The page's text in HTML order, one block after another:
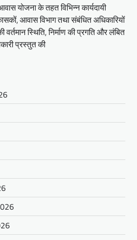
योजना के तहत विभिन्न कार्यदायी
आवास विभाग तथा संबंधित अधिकारियों
स्थिति, निर्माण की प्रगति और लंबित
प्रस्तुत की